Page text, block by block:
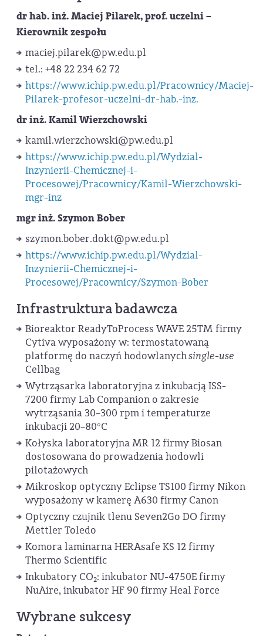
dr hab. inż. Maciej Pilarek, prof. uczelni –
Kierownik zespołu
maciej.pilarek@pw.edu.pl
tel.: +48 22 234 62 72
https://www.ichip.pw.edu.pl/Pracownicy/Maciej-
Pilarek-profesor-uczelni-dr-hab.-inz.
dr inż. Kamil Wierzchowski
kamil.wierzchowski@pw.edu.pl
https://www.ichip.pw.edu.pl/Wydzial-
Inzynierii-Chemicznej-i-
Procesowej/Pracownicy/Kamil-Wierzchowski-
mgr-inz
mgr inż. Szymon Bober
szymon.bober.dokt@pw.edu.pl
https://www.ichip.pw.edu.pl/Wydzial-
Inzynierii-Chemicznej-i-
Procesowej/Pracownicy/Szymon-Bober
Infrastruktura badawcza
Bioreaktor ReadyToProcess WAVE 25™ firmy
Cytiva wyposażony w: termostatowaną
platformę do naczyń hodowlanychsingle-use
Cellbag
Wytrząsarka laboratoryjna z inkubacją ISS-
7200 firmy Lab Companion o zakresie
wytrząsania 30–300 rpm i temperaturze
inkubacji 20–80°C
Kołyska laboratoryjna MR 12 firmy Biosan
dostosowana do prowadzenia hodowli
pilotażowych
Mikroskop optyczny Eclipse TS100 firmy Nikon
wyposażony w kamerę A630 firmy Canon
Optyczny czujnik tlenu Seven2Go DO firmy
Mettler Toledo
Komora laminarna HERAsafe KS 12 firmy
Thermo Scientific
Inkubatory CO2: inkubator NU-4750E firmy
NuAire, inkubator HF 90 firmy Heal Force
Wybrane sukcesy